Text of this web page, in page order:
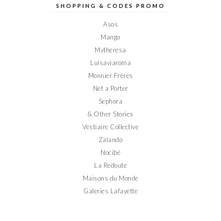
sursur sur sur sur
SHOPPING & CODES PROMO
Asos
Mango
Mytheresa
Luisaviaroma
Monnier Frères
Net a Porter
Sephora
& Other Stories
Vestiaire Collective
Zalando
Nocibé
La Redoute
Maisons du Monde
Galeries Lafayette